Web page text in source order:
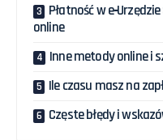
Płatność w
online
Inne metody online i
Ile czasu masz na
Częste błędy i